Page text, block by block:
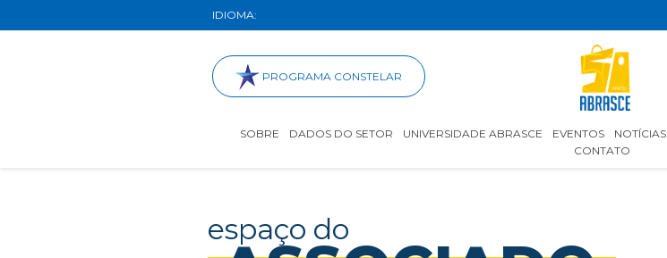
IDIOMA:
PROGRAMA CONSTELAR
SOBRE DADOS DO SETOR UNIVERSIDADE ABRASCE EVENTOS NOTÍCIAS
CONTATO
espaço do